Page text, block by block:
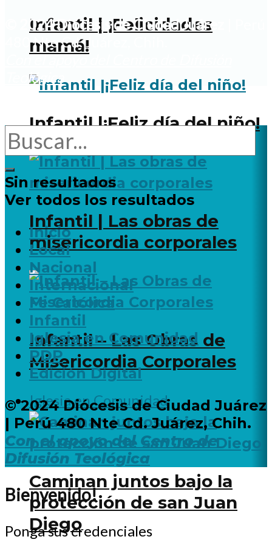
Infantil | ¡Felicidades
mamá!
Infantil |¡Feliz día del niño!
Infantil | Las obras de
misericordia corporales
Infantil – Las Obras de
Misericordia Corporales
Iglesia en Comunidad
Caminan juntos bajo la
protección de san Juan
Diego
© 2024 Diócesis de Ciudad Juárez
480 Nte Cd. Juárez, Chih.
Con el apoyo del Centro de Difusión
Teológica
Sin resultados
Ver todos los resultados
Inicio
Local
Nacional
Internacional
Fe Católica
Infantil
Iglesia en Comunidad
PDP
Edición Digital
© 2024 Diócesis de Ciudad Juárez
| Perú 480 Nte Cd. Juárez, Chih.
Con el apoyo del Centro de
Difusión Teológica
Bienvenido!
Ponga sus credenciales